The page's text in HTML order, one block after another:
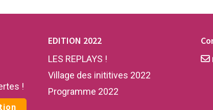
!
EDITION 2022
LES REPLAYS !
Village des inititives 2022
Programme 2022